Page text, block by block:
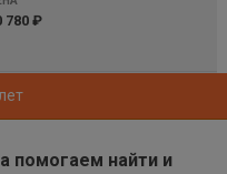
780 ₽
помогаем найти и